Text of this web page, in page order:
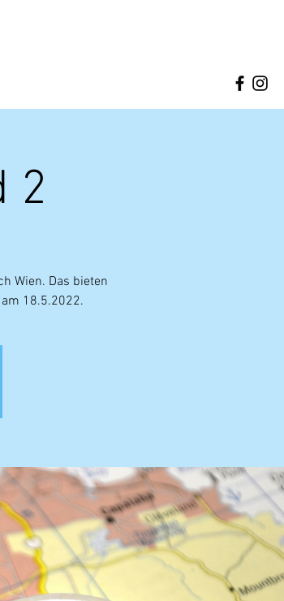
2
Wien. Das bieten
18.5.2022.